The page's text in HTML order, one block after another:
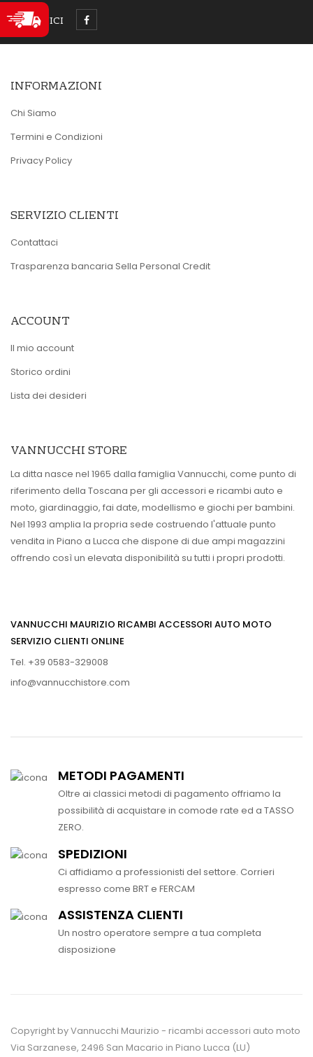
SEGUICI
INFORMAZIONI
Chi Siamo
Termini e Condizioni
Privacy Policy
SERVIZIO CLIENTI
Contattaci
Trasparenza bancaria Sella Personal Credit
ACCOUNT
Il mio account
Storico ordini
Lista dei desideri
VANNUCCHI STORE
La ditta nasce nel 1965 dalla famiglia Vannucchi, come punto di
riferimento della Toscana per gli accessori e ricambi auto e
moto, giardinaggio, fai date, modellismo e giochi per bambini.
Nel 1993 amplia la propria sede costruendo l'attuale punto
vendita in Piano a Lucca che dispone di due ampi magazzini
offrendo così un elevata disponibilità su tutti i propri prodotti.
VANNUCCHI MAURIZIO RICAMBI ACCESSORI AUTO MOTO
SERVIZIO CLIENTI ONLINE
Tel. +39 0583-329008
info@vannucchistore.com
METODI PAGAMENTI
Oltre ai classici metodi di pagamento offriamo la
possibilità di acquistare in comode rate ed a TASSO
ZERO.
SPEDIZIONI
Ci affidiamo a professionisti del settore. Corrieri
espresso come BRT e FERCAM
ASSISTENZA CLIENTI
Un nostro operatore sempre a tua completa
disposizione
Copyright by Vannucchi Maurizio - ricambi accessori auto moto
Via Sarzanese, 2496 San Macario in Piano Lucca (LU)